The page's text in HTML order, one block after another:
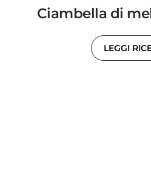
Ciambella di
LEGGI